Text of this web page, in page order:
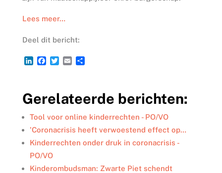
Lees meer…
Deel dit bericht:
L
e
d
I
n
F
b
o
o
k
T
t
e
r
E
l
D
n
Gerelateerde berichten:
Tool voor online kinderrechten - PO/VO
'Coronacrisis heeft verwoestend effect op…
Kinderrechten onder druk in coronacrisis -
PO/VO
Kinderombudsman: Zwarte Piet schendt